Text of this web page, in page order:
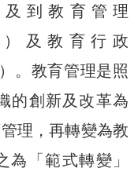
及到教育管理
）及教育行政
。教育管理是照
的創新及改革為
理，再轉變為教
「範式轉變」